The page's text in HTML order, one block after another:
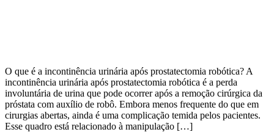
O que é a incontinência urinária após prostatectomia robótica? A
incontinência urinária após prostatectomia robótica é a perda
involuntária de urina que pode ocorrer após a remoção cirúrgica da
próstata com auxílio de robô. Embora menos frequente do que em
cirurgias abertas, ainda é uma complicação temida pelos pacientes.
Esse quadro está relacionado à manipulação […]